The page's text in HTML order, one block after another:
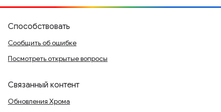
Способствовать
Сообщить об ошибке
Посмотреть открытые вопросы
Связанный контент
Обновления Хрома